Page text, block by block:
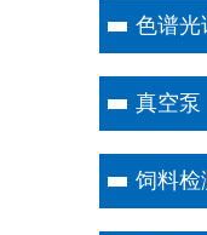
色谱光
真空泵
饲料检